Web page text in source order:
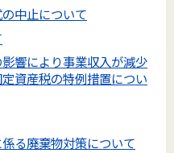
中止について
響により事業収入が減少
資産税の特例措置につい
る廃棄物対策について